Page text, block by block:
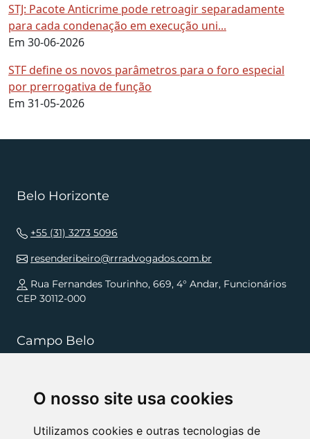
O nosso site usa cookies
Utilizamos cookies e outras tecnologias de
STJ: Pacote Anticrime pode retroagir separadamente
para cada condenação em execução uni...
Em 30-06-2026
STF define os novos parâmetros para o foro especial
por prerrogativa de função
Em 31-05-2026
Belo Horizonte
+55 (31) 3273 5096
resenderibeiro@rrradvogados.com.br
Rua Fernandes Tourinho, 669, 4° Andar, Funcionários
CEP 30112-000
Campo Belo
resenderibeiro.cb@rrradvogados.com.br
Rua João Pinheiro, 181, , Centro CEP 37270-000